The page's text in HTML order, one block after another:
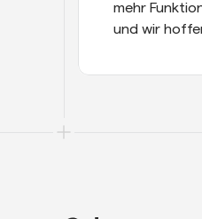
mehr
und wir